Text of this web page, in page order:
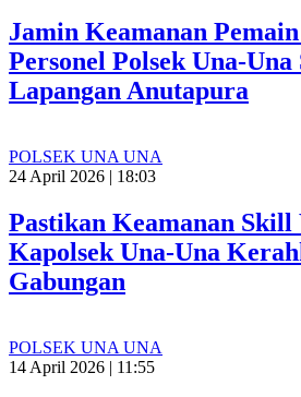
Jamin Keamanan
Personel Polsek Una-Una
Lapangan Anutapura
POLSEK UNA UNA
24 April 2026 | 18:03
Pastikan Keamanan
Kapolsek Una-Una
Gabungan
POLSEK UNA UNA
14 April 2026 | 11:55